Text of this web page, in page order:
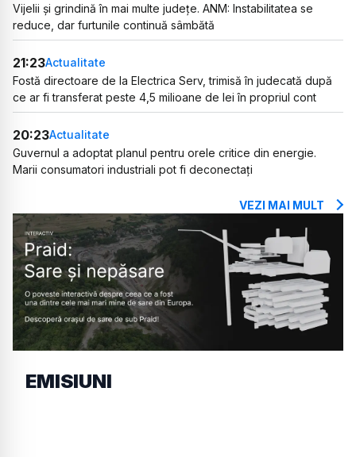
Vijelii și grindină în mai multe județe. ANM: Instabilitatea se
reduce, dar furtunile continuă sâmbătă
21:23Actualitate
Fostă directoare de la Electrica Serv, trimisă în judecată după
ce ar fi transferat peste 4,5 milioane de lei în propriul cont
20:23Actualitate
Guvernul a adoptat planul pentru orele critice din energie.
Marii consumatori industriali pot fi deconectați
VEZI MAI MULT
EMISIUNI